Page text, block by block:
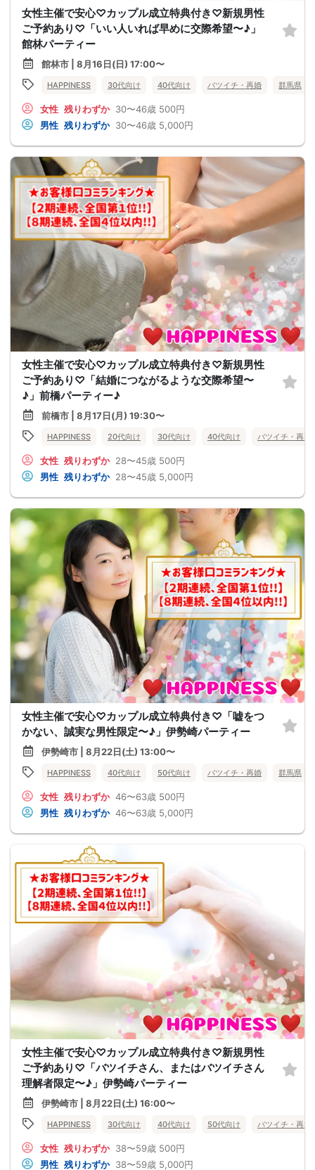
女性主催で安心♡カップル成立特典付き♡新規男性
ご予約あり♡「いい人いれば早めに交際希望〜♪」
館林パーティー
館林市 | 8月16日(日) 17:00〜
HAPPINESS 30代向け 40代向け バツイチ・再婚 群馬県
女性 残りわずか 30〜46歳 500円
男性 残りわずか 30〜46歳 5,000円
女性主催で安心♡カップル成立特典付き♡新規男性
ご予約あり♡「結婚につながるような交際希望〜
♪」前橋パーティー♪
前橋市 | 8月17日(月) 19:30〜
HAPPINESS 20代向け 30代向け 40代向け バツイチ・再婚
女性 残りわずか 28〜45歳 500円
男性 残りわずか 28〜45歳 5,000円
女性主催で安心♡カップル成立特典付き♡「嘘をつ
かない、誠実な男性限定〜♪」伊勢崎パーティー
伊勢崎市 | 8月22日(土) 13:00〜
HAPPINESS 40代向け 50代向け バツイチ・再婚 群馬県
女性 残りわずか 46〜63歳 500円
男性 残りわずか 46〜63歳 5,000円
女性主催で安心♡カップル成立特典付き♡新規男性
ご予約あり♡「バツイチさん、またはバツイチさん
理解者限定〜♪」伊勢崎パーティー
伊勢崎市 | 8月22日(土) 16:00〜
HAPPINESS 30代向け 40代向け 50代向け バツイチ・再婚
女性 残りわずか 38〜59歳 500円
男性 残りわずか 38〜59歳 5,000円